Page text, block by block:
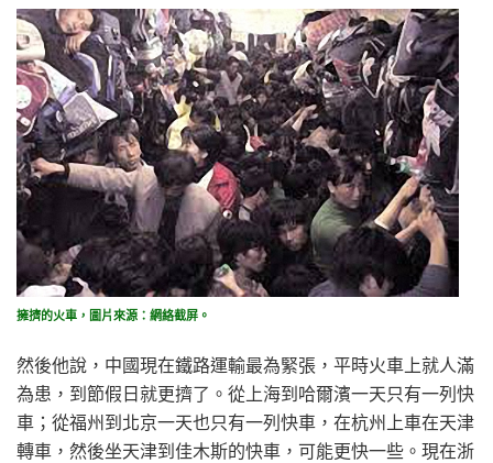
擁擠的火車，圖片來源：網絡截屏。
然後他說，中國現在鐵路運輸最為緊張，平時火車上就人滿
為患，到節假日就更擠了。從上海到哈爾濱一天只有一列快
車；從福州到北京一天也只有一列快車，在杭州上車在天津
轉車，然後坐天津到佳木斯的快車，可能更快一些。現在浙